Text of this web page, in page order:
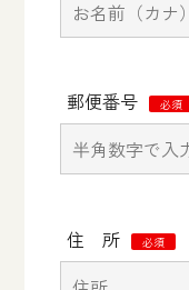
郵便番号 必須
住 所 必須